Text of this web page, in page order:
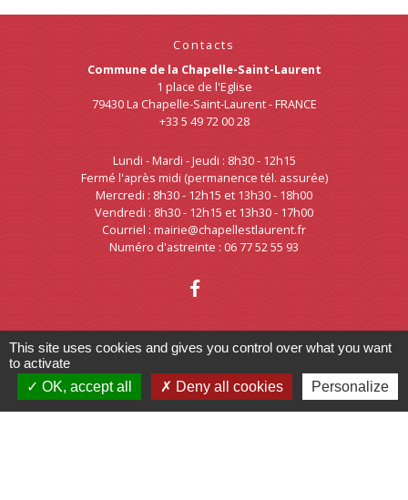
Contacts
Commune de la Chapelle-Saint-Laurent
1 place de l'Eglise
79430 La Chapelle-Saint-Laurent - FRANCE
+33 5 49 72 00 28
Lundi - Mardi - Jeudi : 8h30 - 12h15
Fermé l'après midi (permanence tél. assurée)
Mercredi : 8h30 - 12h15 et 13h30 - 18h00
Vendredi : 8h30 - 12h15 et 13h30 - 17h00
Courriel : mairie@chapellestlaurent.fr
Numéro d'astreinte : 06 77 52 55 93
Liens
This site uses cookies and gives you control over what you want
to activate
OK, accept all
Deny all cookies Personalize